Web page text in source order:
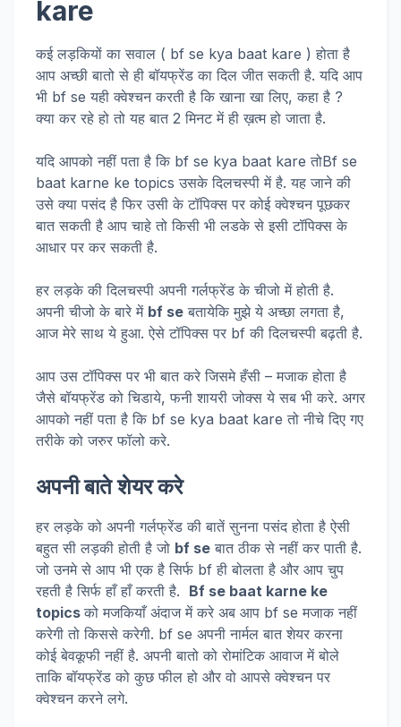
kare
कई लड़कियों का सवाल ( bf se kya baat kare ) होता है
आप अच्छी बातो से ही बॉयफ्रेंड का दिल जीत सकती है. यदि आप
भी bf se यही क्वेश्चन करती है कि खाना खा लिए, कहा है ?
क्या कर रहे हो तो यह बात 2 मिनट में ही ख़त्म हो जाता है.
यदि आपको नहीं पता है कि bf se kya baat kare तोBf se
baat karne ke topics उसके दिलचस्पी में है. यह जाने की
उसे क्या पसंद है फिर उसी के टॉपिक्स पर कोई क्वेश्चन पूछकर
बात सकती है आप चाहे तो किसी भी लडके से इसी टॉपिक्स के
आधार पर कर सकती है.
हर लड़के की दिलचस्पी अपनी गर्लफ्रेंड के चीजो में होती है.
अपनी चीजो के बारे में bf se बतायेकि मुझे ये अच्छा लगता है,
आज मेरे साथ ये हुआ. ऐसे टॉपिक्स पर bf की दिलचस्पी बढ़ती है.
आप उस टॉपिक्स पर भी बात करे जिसमे हँसी – मजाक होता है
जैसे बॉयफ्रेंड को चिडाये, फनी शायरी जोक्स ये सब भी करे. अगर
आपको नहीं पता है कि bf se kya baat kare तो नीचे दिए गए
तरीके को जरुर फॉलो करे.
अपनी बाते शेयर करे
हर लड़के को अपनी गर्लफ्रेंड की बातें सुनना पसंद होता है ऐसी
बहुत सी लड़की होती है जो bf se बात ठीक से नहीं कर पाती है.
जो उनमे से आप भी एक है सिर्फ bf ही बोलता है और आप चुप
रहती है सिर्फ हाँ हाँ करती है. Bf se baat karne ke
topics को मजकियाँ अंदाज में करे अब आप bf se मजाक नहीं
करेगी तो किससे करेगी. bf se अपनी नार्मल बात शेयर करना
कोई बेवकूफी नहीं है. अपनी बातो को रोमांटिक आवाज में बोले
ताकि बॉयफ्रेंड को कुछ फील हो और वो आपसे क्वेश्चन पर
क्वेश्चन करने लगे.